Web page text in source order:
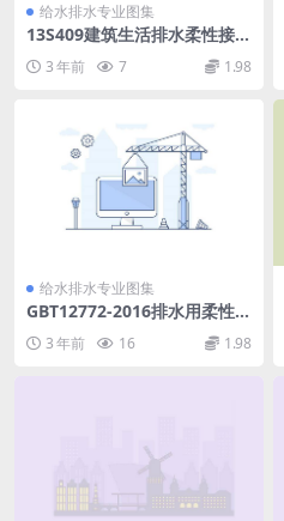
给水排水专业图集
13S409建筑生活排水柔性接口
铸铁管道与钢塑复合管道安装.
pdf3 年前 7 1.98
给水排水专业图集
GBT12772-2016排水用柔性接
3 年前 16 1.98